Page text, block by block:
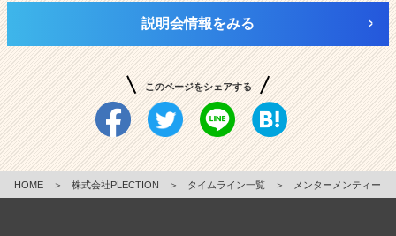
説明会情報をみる
このページをシェアする
HOME ＞ 株式会社PLECTION ＞ タイムライン一覧 ＞ メンターメンティー